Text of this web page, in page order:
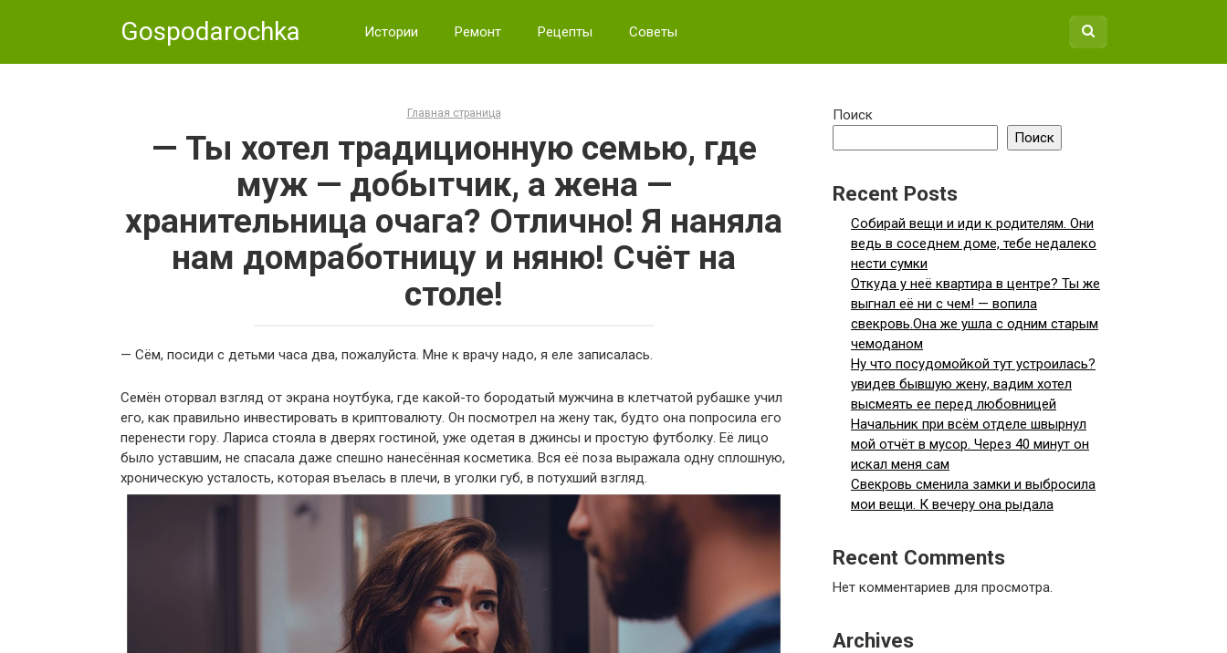
Gospodarochka Истории Ремонт Рецепты Советы
Главная страница
— Ты хотел традиционную семью, где
муж — добытчик, а жена —
хранительница очага? Отлично! Я наняла
нам домработницу и няню! Счёт на
столе!
— Сём, посиди с детьми часа два, пожалуйста. Мне к врачу надо, я еле записалась.
Семён оторвал взгляд от экрана ноутбука, где какой-то бородатый мужчина в клетчатой рубашке учил
его, как правильно инвестировать в криптовалюту. Он посмотрел на жену так, будто она попросила его
перенести гору. Лариса стояла в дверях гостиной, уже одетая в джинсы и простую футболку. Её лицо
было уставшим, не спасала даже спешно нанесённая косметика. Вся её поза выражала одну сплошную,
хроническую усталость, которая въелась в плечи, в уголки губ, в потухший взгляд.
Поиск
Поиск
Recent Posts
Собирай вещи и иди к родителям. Они
ведь в соседнем доме, тебе недалеко
нести сумки
Откуда у неё квартира в центре? Ты же
выгнал её ни с чем! — вопила
свекровь.Она же ушла с одним старым
чемоданом
Ну что посудомойкой тут устроилась?
увидев бывшую жену, вадим хотел
высмеять ее перед любовницей
Начальник при всём отделе швырнул
мой отчёт в мусор. Через 40 минут он
искал меня сам
Свекровь сменила замки и выбросила
мои вещи. К вечеру она рыдала
Recent Comments
Нет комментариев для просмотра.
Archives